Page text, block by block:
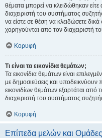
θέματα μπορεί να κλειδώθηκαν
διαχειριστή του συστήματος
να είστε σε θέση να κλειδώσετε
χορηγούνται από τον διαχειριστή
Κορυφή
Τι είναι τα εικονίδια θεμάτων;
Τα εικονίδια θεμάτων είναι
με δημοσιεύσεις και
εικονιδίων θεμάτων εξαρτάται
διαχειριστή του συστήματος
Κορυφή
Επίπεδα μελών και Ομάδες